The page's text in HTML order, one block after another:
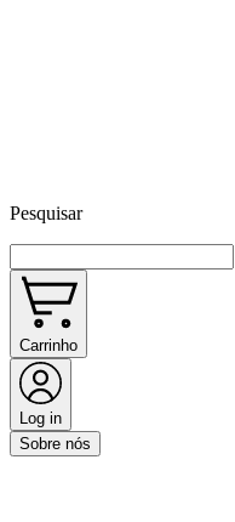
Pesquisar
Carrinho
Log in
Sobre nós